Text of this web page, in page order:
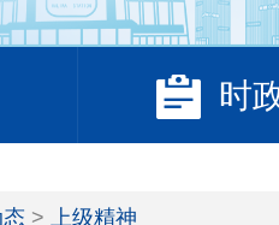
时
> 上级精神